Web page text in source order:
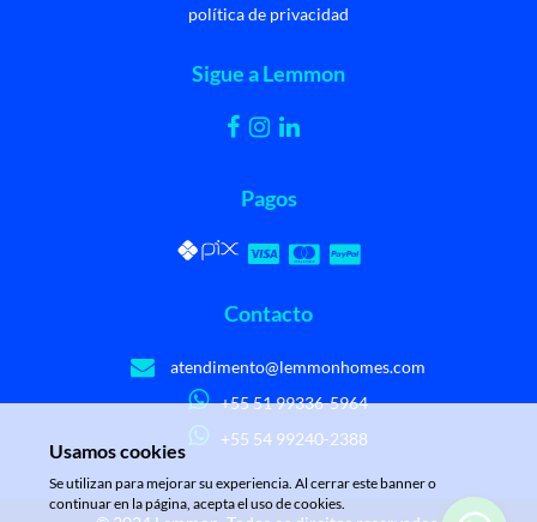
política de privacidad
Sigue a Lemmon
Pagos
Contacto
atendimento@lemmonhomes.com
+55 51 99336-5964
+55 54 99240-2388
Usamos cookies
Se utilizan para mejorar su experiencia. Al cerrar este banner o
continuar en la página, acepta el uso de cookies.